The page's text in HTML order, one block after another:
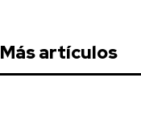
Más artículos